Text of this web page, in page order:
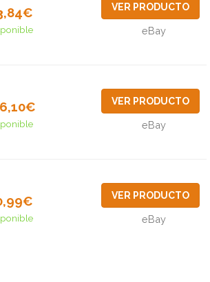
VER PRODUCTO
eBay
VER PRODUCTO
eBay
VER PRODUCTO
eBay